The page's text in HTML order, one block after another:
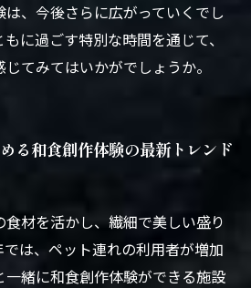
は、今後さらに広がっていくでし
に過ごす特別な時間を通じて、
てみてはいかがでしょうか。
る和食創作体験の最新トレンド
材を活かし、繊細で美しい盛り
は、ペット連れの利用者が増加
緒に和食創作体験ができる施設